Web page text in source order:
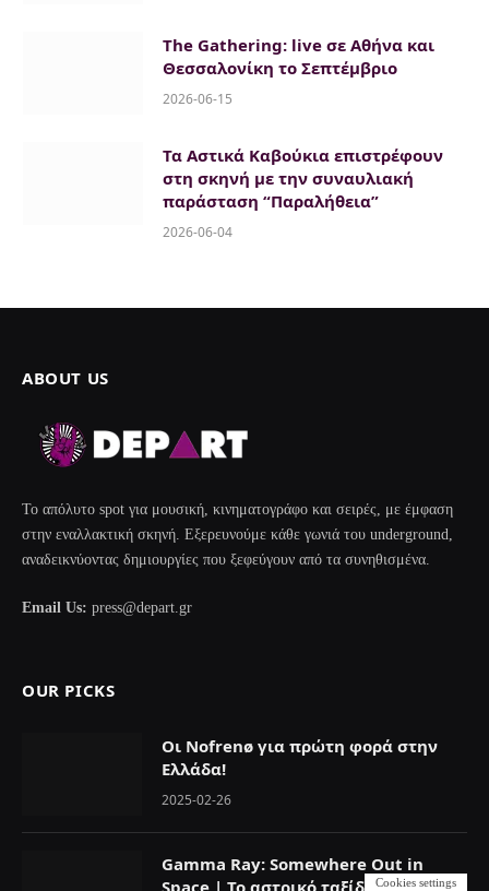
The Gathering: live σε Αθήνα και
Θεσσαλονίκη το Σεπτέμβριο
2026-06-15
Τα Αστικά Καβούκια επιστρέφουν
στη σκηνή με την συναυλιακή
παράσταση “Παραλήθεια”
2026-06-04
ABOUT US
Το απόλυτο spot για μουσική, κινηματογράφο και σειρές, με έμφαση
στην εναλλακτική σκηνή. Εξερευνούμε κάθε γωνιά του underground,
αναδεικνύοντας δημιουργίες που ξεφεύγουν από τα συνηθισμένα.
Email Us: press@depart.gr
OUR PICKS
Οι Nofrenø για πρώτη φορά στην
Ελλάδα!
2025-02-26
Gamma Ray: Somewhere Out in
Cookies settings